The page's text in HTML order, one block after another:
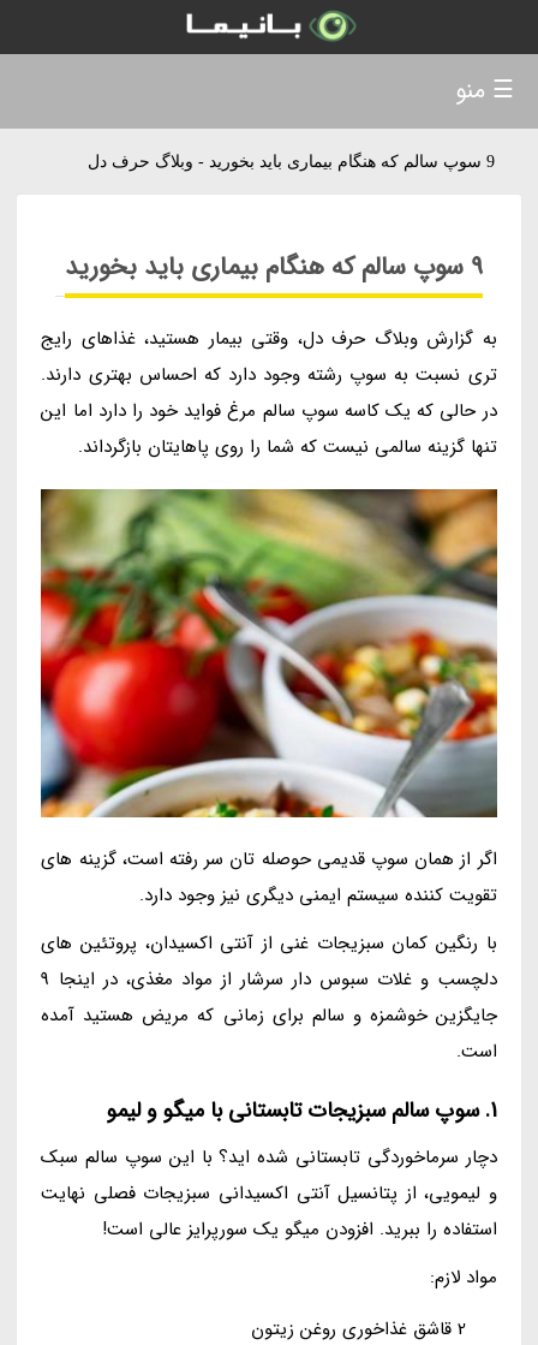
9 سوپ سالم که هنگام بیماری باید بخورید - وبلاگ حرف دل
9 سوپ سالم که هنگام بیماری باید بخورید
به گزارش وبلاگ حرف دل، وقتی بیمار هستید، غذاهای رایج
تری نسبت به سوپ رشته وجود دارد که احساس بهتری دارند.
در حالی که یک کاسه سوپ سالم مرغ فواید خود را دارد اما این
تنها گزینه سالمی نیست که شما را روی پاهایتان بازگرداند.
اگر از همان سوپ قدیمی حوصله تان سر رفته است، گزینه های
تقویت کننده سیستم ایمنی دیگری نیز وجود دارد.
با رنگین کمان سبزیجات غنی از آنتی اکسیدان، پروتئین های
دلچسب و غلات سبوس دار سرشار از مواد مغذی، در اینجا 9
جایگزین خوشمزه و سالم برای زمانی که مریض هستید آمده
است.
1. سوپ سالم سبزیجات تابستانی با میگو و لیمو
دچار سرماخوردگی تابستانی شده اید؟ با این سوپ سالم سبک
و لیمویی، از پتانسیل آنتی اکسیدانی سبزیجات فصلی نهایت
استفاده را ببرید. افزودن میگو یک سورپرایز عالی است!
مواد لازم:
2 قاشق غذاخوری روغن زیتون
☰ منو